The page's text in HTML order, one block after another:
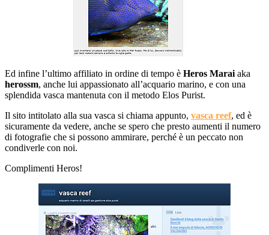
Ed infine l’ultimo affiliato in ordine di tempo è Heros Marai aka
herossm, anche lui appassionato all’acquario marino, e con una
splendida vasca mantenuta con il metodo Elos Purist.
Il sito intitolato alla sua vasca si chiama appunto, vasca reef, ed è
sicuramente da vedere, anche se spero che presto aumenti il numero
di fotografie che si possono ammirare, perché è un peccato non
condiverle con noi.
Complimenti Heros!